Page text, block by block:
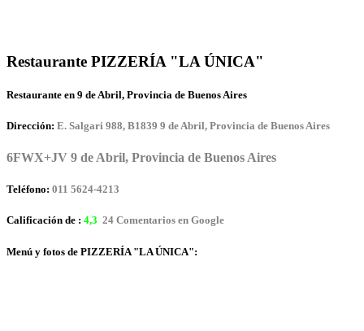
Restaurante PIZZERÍA "LA ÚNICA"
Restaurante en 9 de Abril, Provincia de Buenos Aires
Dirección: E. Salgari 988, B1839 9 de Abril, Provincia de Buenos Aires
6FWX+JV 9 de Abril, Provincia de Buenos Aires
Teléfono: 011 5624-4213
Calificación de : 4,3 24 Comentarios en Google
Menú y fotos de PIZZERÍA "LA ÚNICA":